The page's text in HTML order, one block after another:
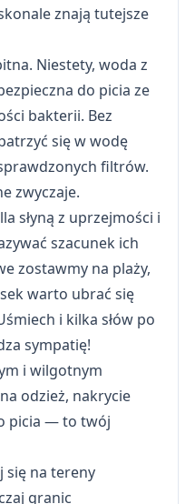
znają tutejsze
Niestety, woda z
do picia ze
bakterii. Bez
się w wodę
filtrów.
zwyczaje.
słyną z uprzejmości i
szacunek ich
zostawmy na plaży,
warto ubrać się
i kilka słów po
sympatię!
i wilgotnym
odzież, nakrycie
picia — to twój
się na tereny
granic